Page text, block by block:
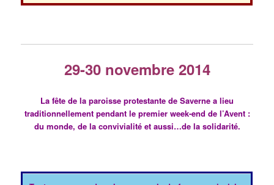
29-30 novembre 2014
La fête de la paroisse protestante de Saverne a lieu
traditionnellement pendant le premier week-end de l’Avent :
du monde, de la convivialité et aussi…de la solidarité.